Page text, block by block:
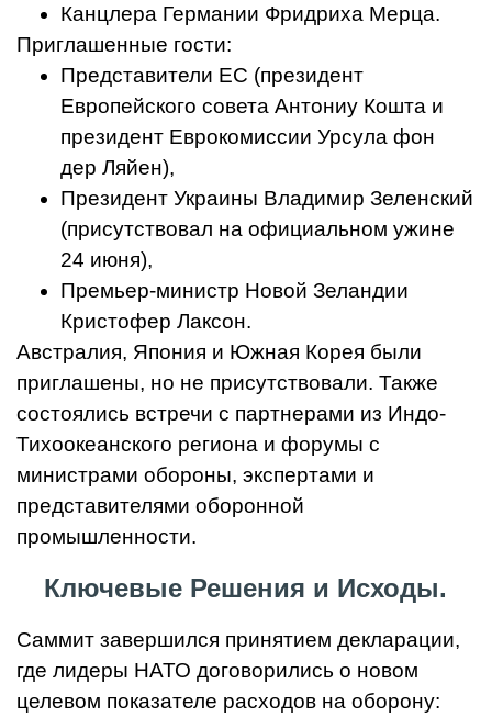
Канцлера Германии Фридриха Мерца.
Приглашенные гости:
Представители ЕС (президент
Европейского совета Антониу Кошта и
президент Еврокомиссии Урсула фон
дер Ляйен),
Президент Украины Владимир Зеленский
(присутствовал на официальном ужине
24 июня),
Премьер-министр Новой Зеландии
Кристофер Лаксон.
Австралия, Япония и Южная Корея были
приглашены, но не присутствовали. Также
состоялись встречи с партнерами из Индо-
Тихоокеанского региона и форумы с
министрами обороны, экспертами и
представителями оборонной
промышленности.
Ключевые Решения и Исходы.
Саммит завершился принятием декларации,
где лидеры НАТО договорились о новом
целевом показателе расходов на оборону: